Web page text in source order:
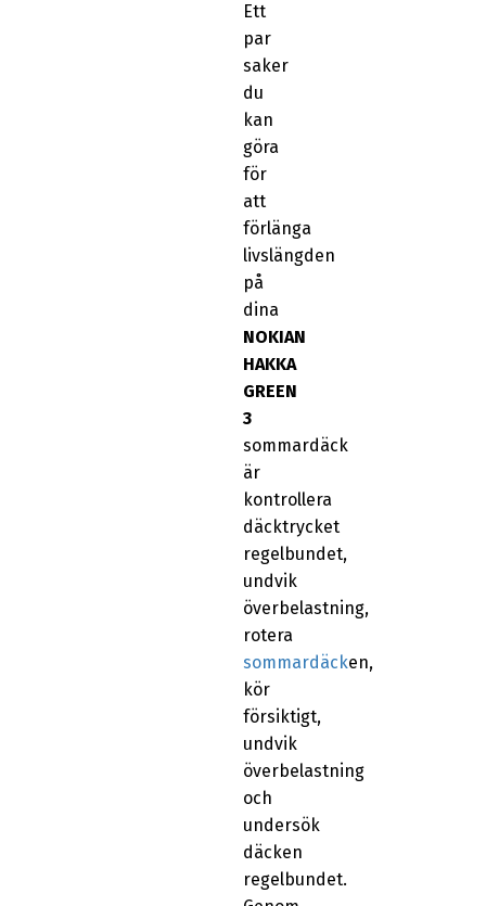
Ett
par
saker
du
kan
göra
för
att
förlänga
livslängden
på
dina
NOKIAN
HAKKA
GREEN
3
sommardäck
är
kontrollera
däcktrycket
regelbundet,
undvik
överbelastning,
rotera
sommardäcken,
kör
försiktigt,
undvik
överbelastning
och
undersök
däcken
regelbundet.